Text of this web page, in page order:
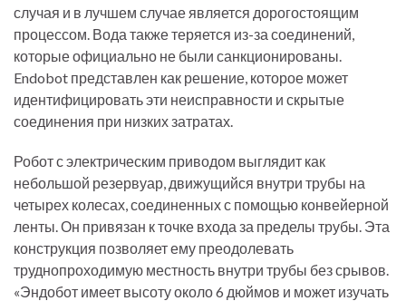
случая и в лучшем случае является дорогостоящим
процессом. Вода также теряется из-за соединений,
которые официально не были санкционированы.
Endobot представлен как решение, которое может
идентифицировать эти неисправности и скрытые
соединения при низких затратах.
Робот с электрическим приводом выглядит как
небольшой резервуар, движущийся внутри трубы на
четырех колесах, соединенных с помощью конвейерной
ленты. Он привязан к точке входа за пределы трубы. Эта
конструкция позволяет ему преодолевать
труднопроходимую местность внутри трубы без срывов.
«Эндобот имеет высоту около 6 дюймов и может изучать